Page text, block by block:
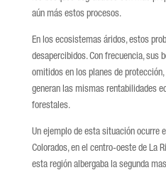
aún más estos procesos.
En los ecosistemas áridos, estos
desapercibidos. Con frecuencia, sus
omitidos en los planes de
generan las mismas rentabilidades
forestales.
Un ejemplo de esta situación ocurre
Colorados, en el centro-oeste de La
esta región albergaba la segunda